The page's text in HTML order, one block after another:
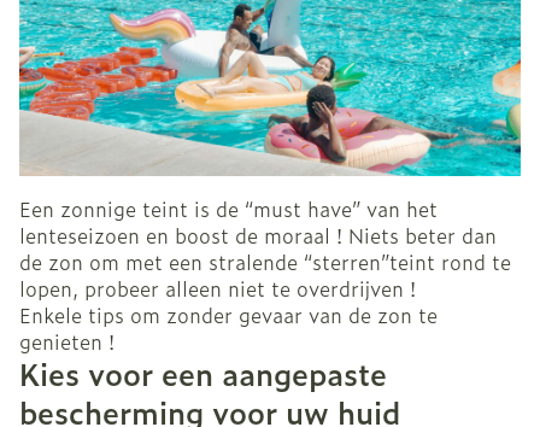
Een zonnige teint is de “must have” van het
lenteseizoen en boost de moraal ! Niets beter dan
de zon om met een stralende “sterren”teint rond te
lopen, probeer alleen niet te overdrijven !
Enkele tips om zonder gevaar van de zon te
genieten !
Kies voor een aangepaste
bescherming voor uw huid